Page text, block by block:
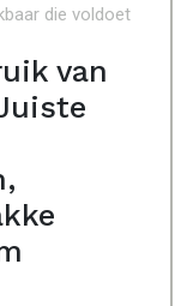
die voldoet
van